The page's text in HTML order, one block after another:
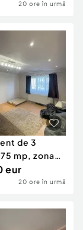
20 ore în urmă
de 3
mp, zona
eur
20 ore în urmă